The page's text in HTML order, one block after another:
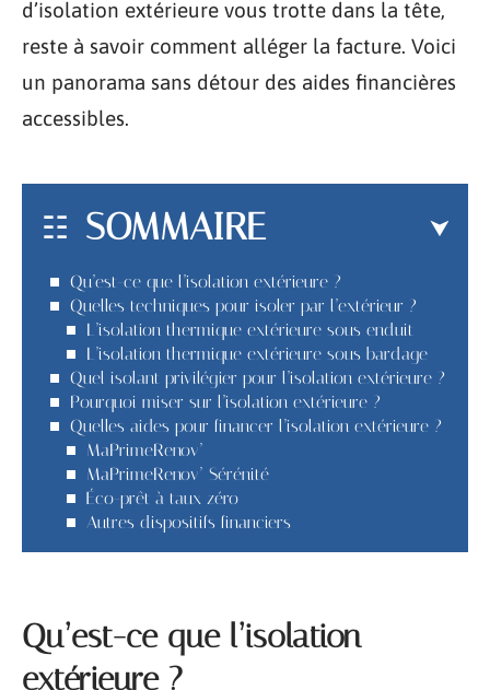
d’isolation extérieure vous trotte dans la tête,
reste à savoir comment alléger la facture. Voici
un panorama sans détour des aides financières
accessibles.
SOMMAIRE
Qu’est-ce que l’isolation extérieure ?
Quelles techniques pour isoler par l’extérieur ?
L’isolation thermique extérieure sous enduit
L’isolation thermique extérieure sous bardage
Quel isolant privilégier pour l’isolation extérieure ?
Pourquoi miser sur l’isolation extérieure ?
Quelles aides pour financer l’isolation extérieure ?
MaPrimeRenov’
MaPrimeRenov’ Sérénité
Éco-prêt à taux zéro
Autres dispositifs financiers
Qu’est-ce que l’isolation
extérieure ?